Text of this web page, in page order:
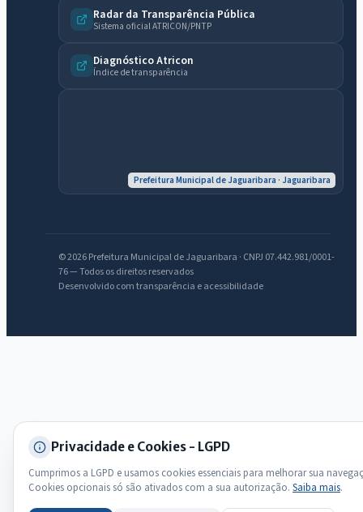
Radar da Transparência Pública
Sistema oficial ATRICON/PNTP
Diagnóstico Atricon
Índice de transparência
Prefeitura Municipal de Jaguaribara · Jaguaribara
© 2026 Prefeitura Municipal de Jaguaribara · CNPJ 07.442.981/0001-
76 — Todos os direitos reservados
Desenvolvido com transparência e acessibilidade
Privacidade e Cookies - LGPD
Cumprimos a LGPD e usamos cookies essenciais para melhorar sua
Cookies opcionais só são ativados com a sua autorização. Saiba mais.
IntGest AI
licitações, estrutura ou transparência do município.